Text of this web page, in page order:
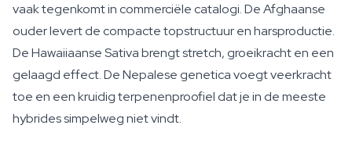
vaak tegenkomt in commerciële catalogi. De Afghaanse
ouder levert de compacte topstructuur en harsproductie.
De Hawaiiaanse Sativa brengt stretch, groeikracht en een
gelaagd effect. De Nepalese genetica voegt veerkracht
toe en een kruidig terpenenproofiel dat je in de meeste
hybrides simpelweg niet vindt.